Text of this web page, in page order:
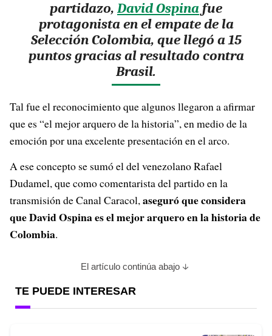
partidazo, David Ospinafue
protagonista en el empate de la
Selección Colombia, que llegó a 15
puntos gracias al resultado contra
Brasil.
Tal fue el reconocimiento que algunos llegaron a afirmar
que es “el mejor arquero de la historia”, en medio de la
emoción por una excelente presentación en el arco.
A ese concepto se sumó el del venezolano Rafael
Dudamel, que como comentarista del partido en la
transmisión de Canal Caracol,aseguró que considera
que David Ospina es el mejor arquero en la historia de
Colombia.
El artículo continúa abajo
TE PUEDE INTERESAR